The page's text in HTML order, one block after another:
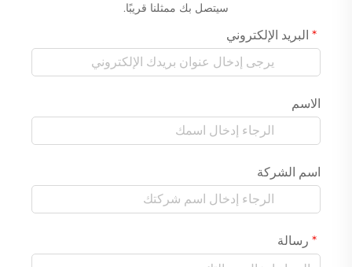
سيتصل بك ممثلنا قريبًا.
البريد الإلكتروني
الاسم
اسم الشركة
رسالة